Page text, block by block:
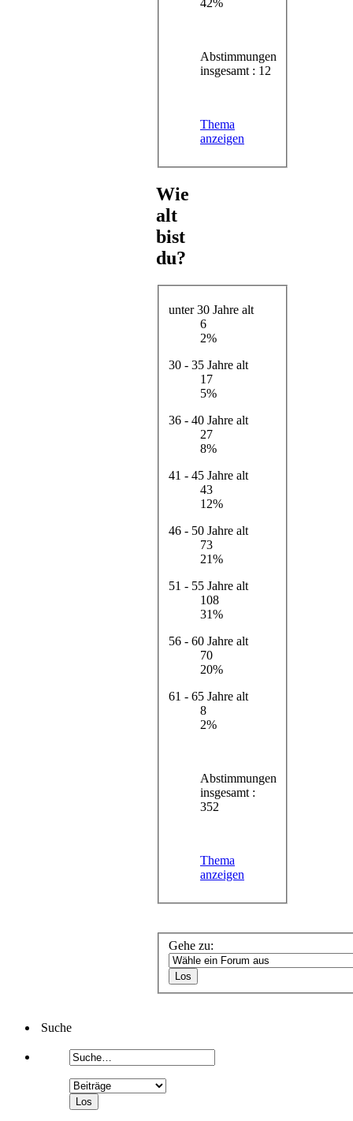
Abstimmungen
insgesamt : 12
Thema
anzeigen
Wie
alt
bist
du?
unter 30 Jahre alt
6
2%
30 - 35 Jahre alt
17
5%
36 - 40 Jahre alt
27
8%
41 - 45 Jahre alt
43
12%
46 - 50 Jahre alt
73
21%
51 - 55 Jahre alt
108
31%
56 - 60 Jahre alt
70
20%
61 - 65 Jahre alt
8
2%
Abstimmungen
insgesamt :
352
Thema
anzeigen
Gehe zu:
Suche